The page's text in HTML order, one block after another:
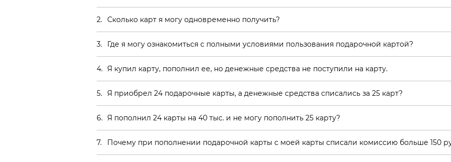
Сколько карт я могу одновременно получить?
Где я могу ознакомиться с полными условиями пользования подарочной картой?
Я купил карту, пополнил ее, но денежные средства не поступили на карту.
Я приобрел 24 подарочные карты, а денежные средства списались за 25 карт?
Я пополнил 24 карты на 40 тыс. и не могу пополнить 25 карту?
Почему при пополнении подарочной карты с моей карты списали комиссию больше 150